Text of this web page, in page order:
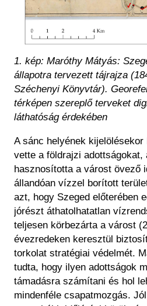
1. kép: Maróthy Mátyás:
állapotra tervezett tájrajza
Széchenyi Könyvtár).
térképen szereplő terveket
láthatóság érdekében
A sánc helyének
vette a földrajzi adottságokat,
hasznosította a várost övező
állandóan vízzel borított
azt, hogy Szeged előterében
jórészt áthatolhatatlan
teljesen körbezárta a várost
évezredeken keresztül
torkolat stratégiai védelmét.
tudta, hogy ilyen adottságok
támadásra számítani és hol
mindenféle csapatmozgás.